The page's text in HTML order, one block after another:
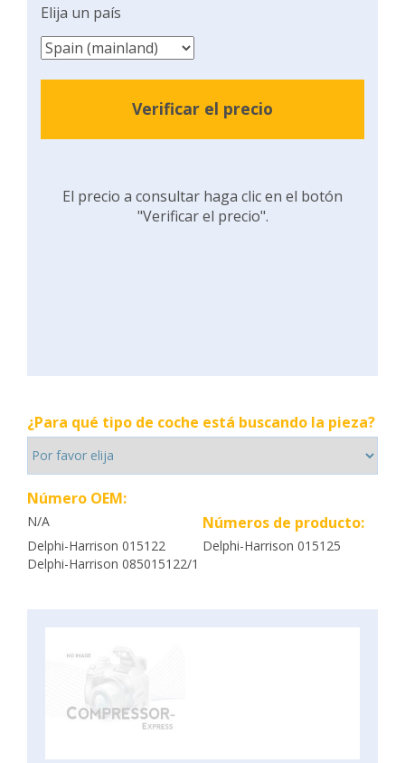
Elija un país
Verificar el precio
El precio a consultar haga clic en el botón
"Verificar el precio".
¿Para qué tipo de coche está buscando la pieza?
Número OEM:
N/A Números de producto:
Delphi-Harrison 015122
Delphi-Harrison 015125
Delphi-Harrison 085015122/1